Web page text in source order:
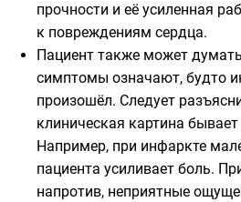
прочности и её усиленная
к повреждениям сердца.
Пациент также может
симптомы означают, будто
произошёл. Следует
клиническая картина
Например, при инфаркте
пациента усиливает боль.
напротив, неприятные